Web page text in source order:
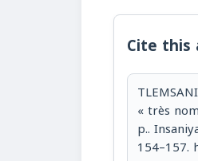
Cite this
« très
p..
154–157.